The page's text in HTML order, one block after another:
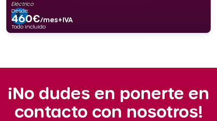
Eléctrico
Desde:
460€/mes+IVA
Todo incluido
¡No dudes en ponerte en
contacto con nosotros!